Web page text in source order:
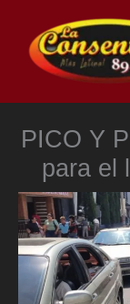
contenido
PICO Y
para el